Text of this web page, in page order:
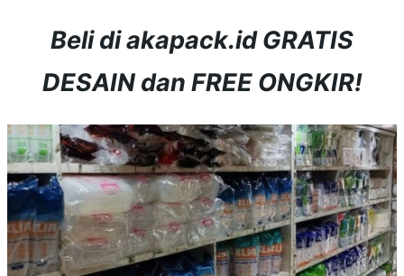
Beli di akapack.id GRATIS
DESAIN dan FREE ONGKIR!